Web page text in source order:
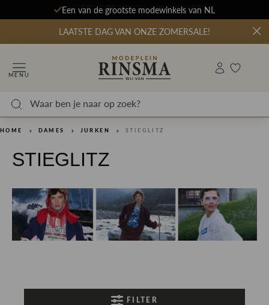
Een van de grootste modewinkels van NL
LAATSTE DAG VAN ONZE ZOMERSALE!
MENU
HOME DAMES JURKEN STIEGLITZ
STIEGLITZ
FILTER